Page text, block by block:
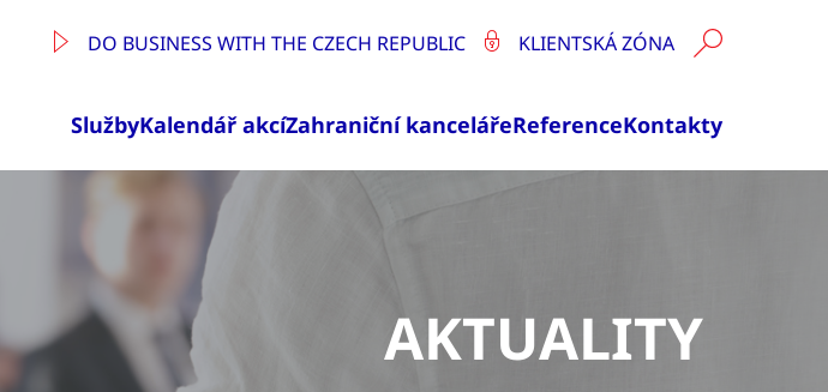
DO BUSINESS WITH THE CZECH REPUBLIC KLIENTSKÁ ZÓNA
SlužbyKalendář akcíZahraniční kancelářeReferenceKontakty
AKTUALITY